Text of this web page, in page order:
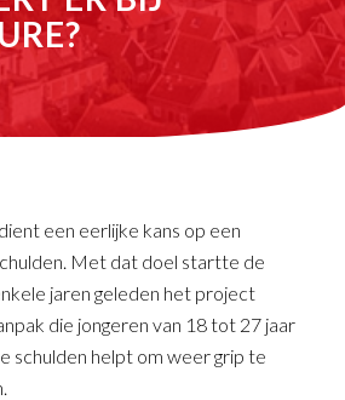
een eerlijke kans op een
Met dat doel startte de
jaren geleden het project
die jongeren van 18 tot 27 jaar
schulden helpt om weer grip te